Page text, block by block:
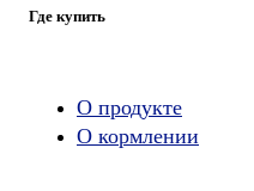
Где купить
О продукте
О кормлении